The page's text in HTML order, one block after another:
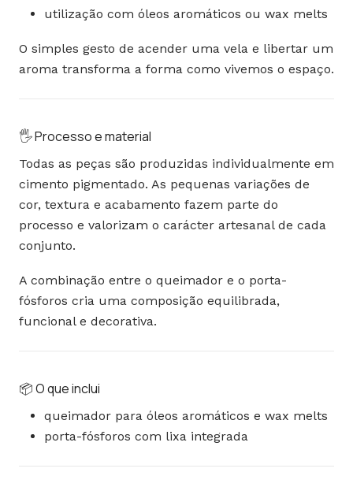
utilização com óleos aromáticos ou wax melts
O simples gesto de acender uma vela e libertar um
aroma transforma a forma como vivemos o espaço.
🖐️ Processo e material
Todas as peças são produzidas individualmente em
cimento pigmentado. As pequenas variações de
cor, textura e acabamento fazem parte do
processo e valorizam o carácter artesanal de cada
conjunto.
A combinação entre o queimador e o porta-
fósforos cria uma composição equilibrada,
funcional e decorativa.
📦 O que inclui
queimador para óleos aromáticos e wax melts
porta-fósforos com lixa integrada